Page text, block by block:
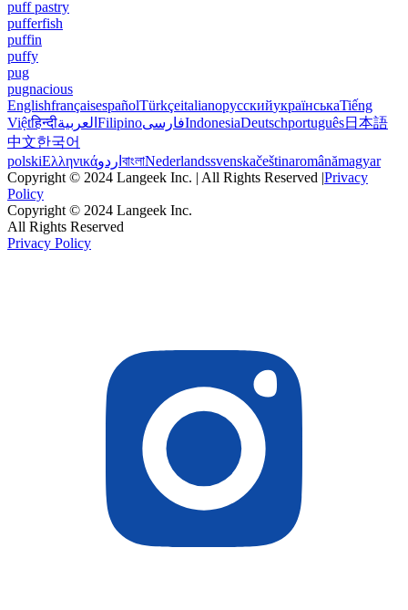
puff pastry
pufferfish
puffin
puffy
pug
pugnacious
EnglishfrançaisespañolTürkçeitalianoрусскийукраїнськаTiếng
Việtहिन्दीالعربية FilipinoفارسیIndonesiaDeutschportuguês日本語
中文한국어
polskiΕλληνικάاردو বাংলাNederlandssvenskačeštinaromânămagyar
Copyright © 2024 Langeek Inc. | All Rights Reserved |Privacy
Policy
Copyright © 2024 Langeek Inc.
All Rights Reserved
Privacy Policy